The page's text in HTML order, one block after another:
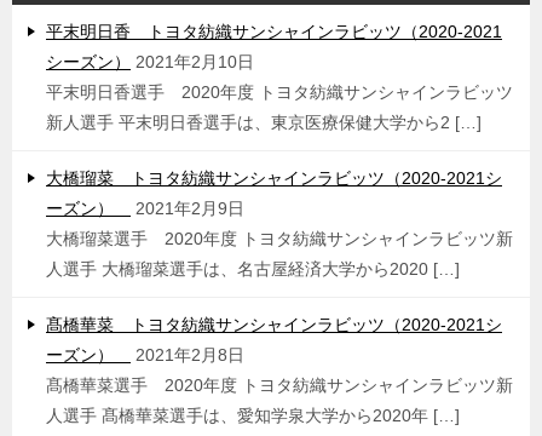
平末明日香 トヨタ紡織サンシャインラビッツ（2020-2021
シーズン）
2021年2月10日
平末明日香選手 2020年度 トヨタ紡織サンシャインラビッツ
新人選手 平末明日香選手は、東京医療保健大学から2 […]
大橋瑠菜 トヨタ紡織サンシャインラビッツ（2020-2021シ
ーズン）
2021年2月9日
大橋瑠菜選手 2020年度 トヨタ紡織サンシャインラビッツ新
人選手 大橋瑠菜選手は、名古屋経済大学から2020 […]
髙橋華菜 トヨタ紡織サンシャインラビッツ（2020-2021シ
ーズン）
2021年2月8日
髙橋華菜選手 2020年度 トヨタ紡織サンシャインラビッツ新
人選手 髙橋華菜選手は、愛知学泉大学から2020年 […]